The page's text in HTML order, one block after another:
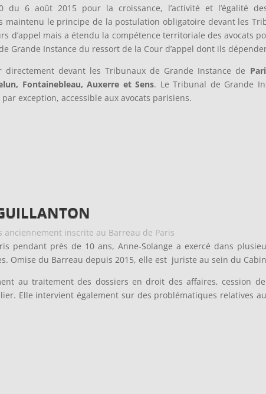
du 6 août 2015 pour la croissance, l’activité et l’égalité
maintenu le principe de la postulation obligatoire devant les
d’appel mais a étendu la compétence territoriale des avocats
Grande Instance du ressort de la Cour d’appel dont ils
devant les Tribunaux de Grande Instance de
Fontainebleau, Auxerre et Sens. Le Tribunal de Grande
exception, accessible aux avocats parisiens.
anciennement inscrite au Barreau de Paris
pendant près de 10 ans, Anne-Solange a exercé dans
Omise du Barreau depuis 2015, elle est juriste au sein du
au traitement des dossiers en droit des affaires, cession
Elle intervient également sur des problématiques relatives